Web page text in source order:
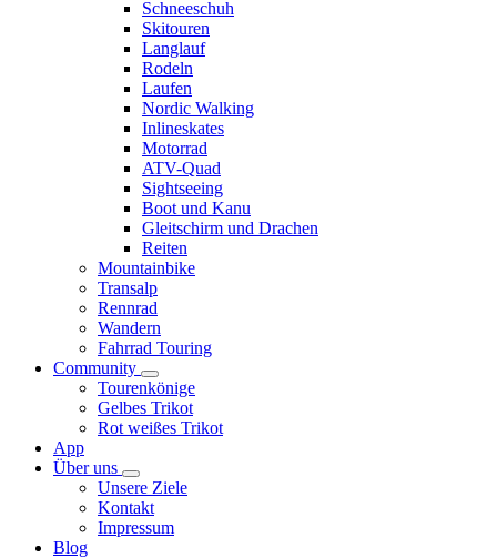
Schneeschuh
Skitouren
Langlauf
Rodeln
Laufen
Nordic Walking
Inlineskates
Motorrad
ATV-Quad
Sightseeing
Boot und Kanu
Gleitschirm und Drachen
Reiten
Mountainbike
Transalp
Rennrad
Wandern
Fahrrad Touring
Community
Tourenkönige
Gelbes Trikot
Rot weißes Trikot
App
Über uns
Unsere Ziele
Kontakt
Impressum
Blog